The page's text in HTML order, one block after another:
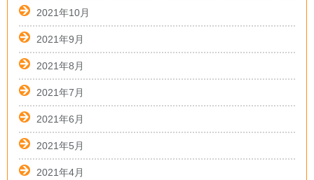
2021年10月
2021年9月
2021年8月
2021年7月
2021年6月
2021年5月
2021年4月